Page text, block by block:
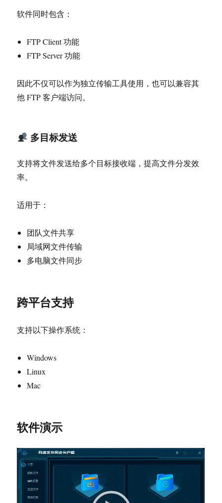
软件同时包含：
FTP Client 功能
FTP Server 功能
因此不仅可以作为独立传输工具使用，也可以兼容其
他 FTP 客户端访问。
多目标发送
支持将文件发送给多个目标接收端，提高文件分发效
率。
适用于：
团队文件共享
局域网文件传输
多电脑文件同步
跨平台支持
支持以下操作系统：
Windows
Linux
Mac
软件演示